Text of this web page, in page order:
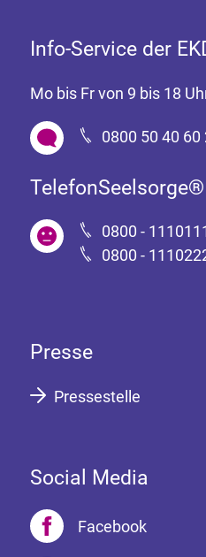
Info-Service der
Mo bis Fr von 9 bis 18
0800 50 40 60
TelefonSeelsorge®
0800 -
0800 -
Presse
Pressestelle
Social Media
Facebook